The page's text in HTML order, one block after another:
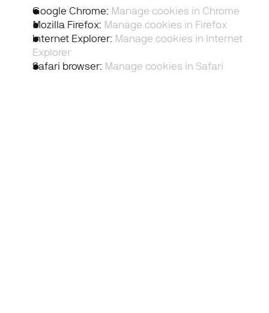
Google Chrome: Manage cookies in Chrome
Mozilla Firefox: Manage cookies in Firefox
Internet Explorer: Manage cookies in Internet
Explorer
Safari browser: Manage cookies in Safari